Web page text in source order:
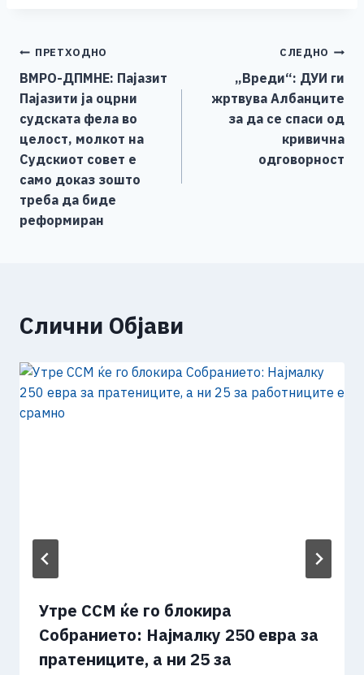
b
o
o
k
n
g
er
Li
n
k
Навигација
на
напис
ПРЕТХОДНО
ВМРО-ДПМНЕ: Пајазит
Пајазити ја оцрни
судската фела во
целост, молкот на
Судскиот совет е
само доказ зошто
треба да биде
реформиран
СЛЕДНО
„Вреди“: ДУИ ги
жртвува Албанците
за да се спаси од
кривична
одговорност
Слични Објави
Утре ССМ ќе го блокира
Собранието: Најмалку 250 евра за
пратениците, а ни 25 за